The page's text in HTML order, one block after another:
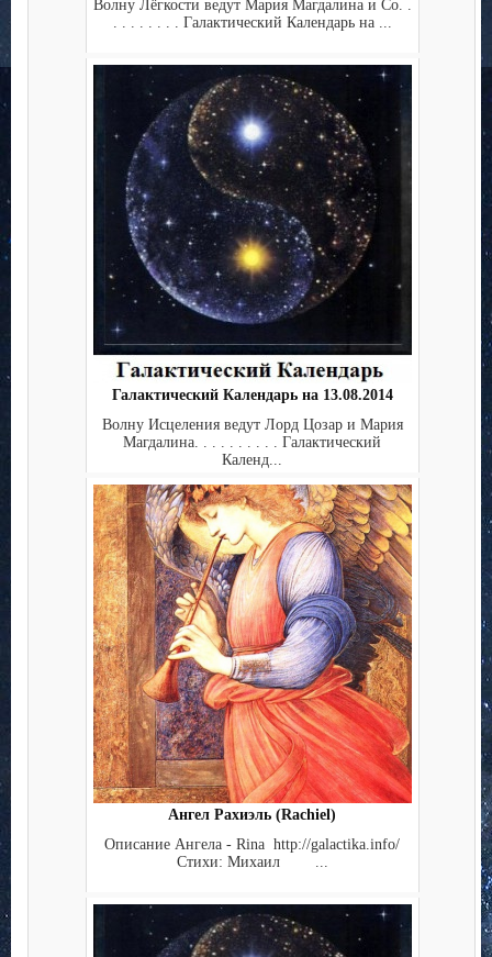
Волну Лёгкости ведут Мария Магдалина и Co. .
. . . . . . . . Галактический Календарь на ...
Галактический Календарь на 13.08.2014
Волну Исцеления ведут Лорд Цозар и Мария
Магдалина. . . . . . . . . . Галактический
Календ...
Ангел Рахиэль (Rachiel)
Описание Ангела - Rina http://galactika.info/
Стихи: Михаил ...